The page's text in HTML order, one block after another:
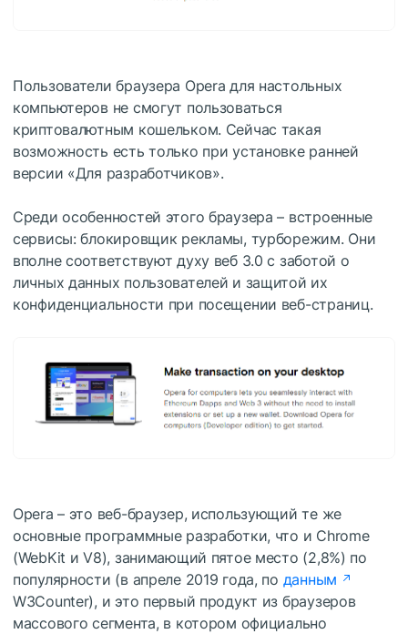
Пользователи браузера Opera для настольных
компьютеров не смогут пользоваться
криптовалютным кошельком. Сейчас такая
возможность есть только при установке ранней
версии «Для разработчиков».
Среди особенностей этого браузера – встроенные
сервисы: блокировщик рекламы, турборежим. Они
вполне соответствуют духу веб 3.0 с заботой о
личных данных пользователей и защитой их
конфиденциальности при посещении веб-страниц.
Opera – это веб-браузер, использующий те же
основные программные разработки, что и Chrome
(WebKit и V8), занимающий пятое место (2,8%) по
популярности (в апреле 2019 года, по данным
W3Counter), и это первый продукт из браузеров
массового сегмента, в котором официально